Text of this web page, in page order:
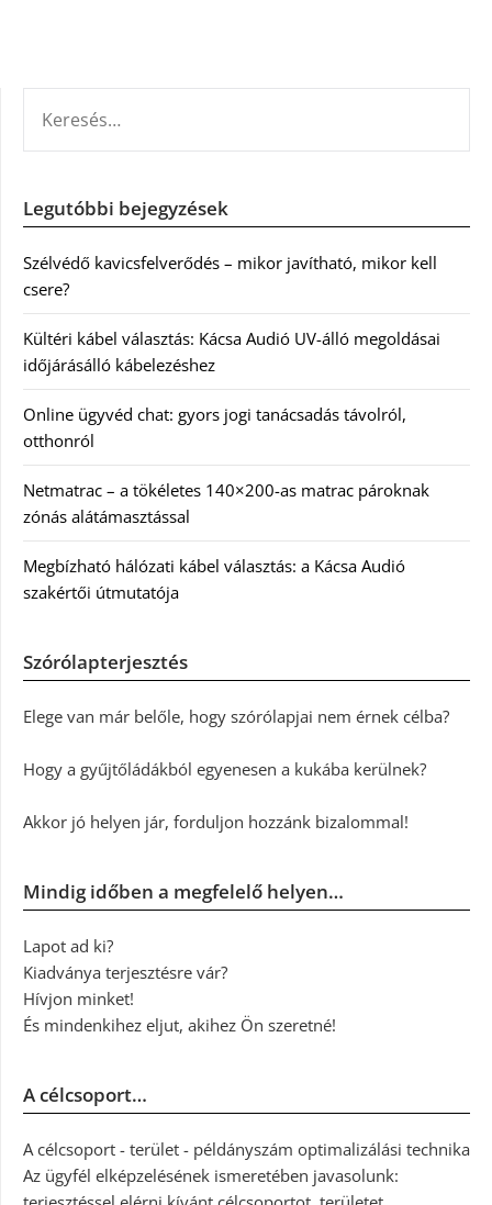
Legutóbbi bejegyzések
Szélvédő kavicsfelverődés – mikor javítható, mikor kell
csere?
Kültéri kábel választás: Kácsa Audió UV-álló megoldásai
időjárásálló kábelezéshez
Online ügyvéd chat: gyors jogi tanácsadás távolról,
otthonról
Netmatrac – a tökéletes 140×200-as matrac pároknak
zónás alátámasztással
Megbízható hálózati kábel választás: a Kácsa Audió
szakértői útmutatója
Szórólapterjesztés
Elege van már belőle, hogy szórólapjai nem érnek célba?
Hogy a gyűjtőládákból egyenesen a kukába kerülnek?
Akkor jó helyen jár, forduljon hozzánk bizalommal!
Mindig időben a megfelelő helyen…
Lapot ad ki?
Kiadványa terjesztésre vár?
Hívjon minket!
És mindenkihez eljut, akihez Ön szeretné!
A célcsoport…
A célcsoport - terület - példányszám optimalizálási technika
Az ügyfél elképzelésének ismeretében javasolunk: